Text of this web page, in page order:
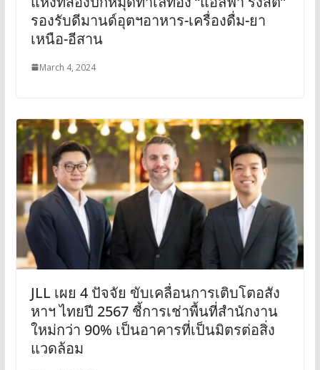
รองรับดีมานด์อุตฯอาหาร-เครื่องดื่ม-ยา
เหนือ-อีสาน
March 4, 2024
JLL เผย 4 ปัจจัย ขับเคลื่อนการเติบโตอสัง
หาฯ ไทยปี 2567 ชี้การเช่าพื้นที่สำนักงาน
ใหม่กว่า 90% เป็นอาคารที่เป็นมิตรต่อสิ่ง
แวดล้อม